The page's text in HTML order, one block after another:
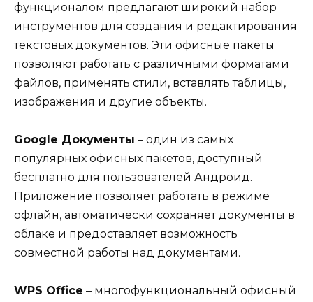
функционалом предлагают широкий набор
инструментов для создания и редактирования
текстовых документов. Эти офисные пакеты
позволяют работать с различными форматами
файлов, применять стили, вставлять таблицы,
изображения и другие объекты.
Google Документы – один из самых
популярных офисных пакетов, доступный
бесплатно для пользователей Андроид.
Приложение позволяет работать в режиме
офлайн, автоматически сохраняет документы в
облаке и предоставляет возможность
совместной работы над документами.
WPS Office – многофункциональный офисный